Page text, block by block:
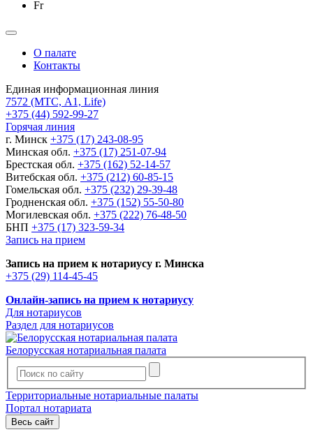
Fr
О палате
Контакты
Единая информационная линия
7572 (МТС, A1, Life)
+375 (44) 592-99-27
Горячая линия
г. Минск +375 (17) 243-08-95
Минская обл. +375 (17) 251-07-94
Брестская обл. +375 (162) 52-14-57
Витебская обл. +375 (212) 60-85-15
Гомельская обл. +375 (232) 29-39-48
Гродненская обл. +375 (152) 55-50-80
Могилевская обл. +375 (222) 76-48-50
БНП +375 (17) 323-59-34
Запись на прием
Запись на прием к нотариусу г. Минска
+375 (29) 114-45-45
Онлайн-запись на прием к нотариусу
Для нотариусов
Раздел для нотариусов
Белорусская нотариальная палата
Территориальные нотариальные палаты
Портал нотариата
Весь сайт